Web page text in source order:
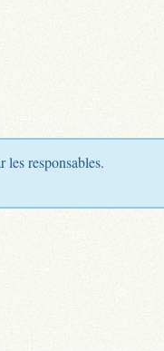
les responsables.